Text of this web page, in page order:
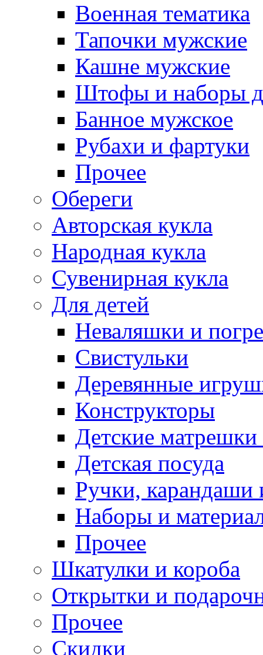
Военная тематика
Тапочки мужские
Кашне мужские
Штофы и наборы
Банное мужское
Рубахи и фартуки
Прочее
Обереги
Авторская кукла
Народная кукла
Сувенирная кукла
Для детей
Неваляшки и
Свистульки
Деревянные
Конструкторы
Детские
Детская посуда
Ручки,
Наборы и
Прочее
Шкатулки и короба
Открытки и
Прочее
Скидки